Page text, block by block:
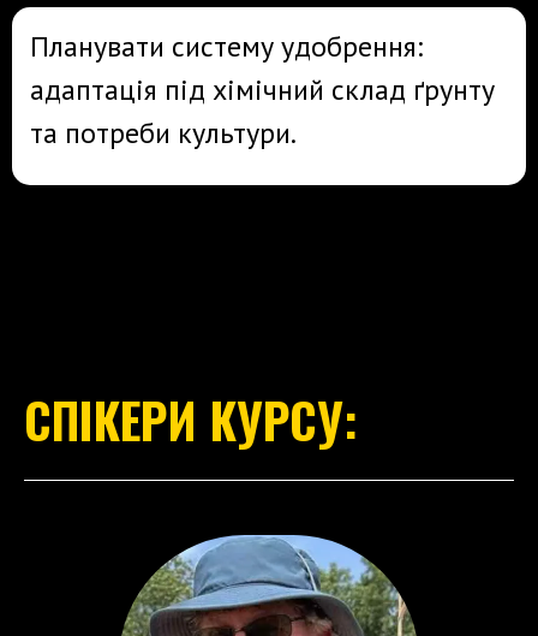
Планувати систему удобрення:
адаптація під хімічний склад ґрунту
та потреби культури.
СПІКЕРИ КУРСУ: